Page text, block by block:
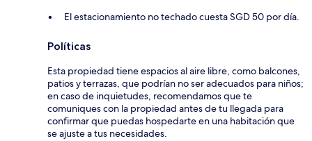
El estacionamiento no techado cuesta SGD 50 por día.
Políticas
Esta propiedad tiene espacios al aire libre, como balcones,
patios y terrazas, que podrían no ser adecuados para niños;
en caso de inquietudes, recomendamos que te
comuniques con la propiedad antes de tu llegada para
confirmar que puedas hospedarte en una habitación que
se ajuste a tus necesidades.